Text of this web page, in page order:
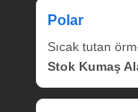
Polar
Sıcak tutan
Stok Kumaş